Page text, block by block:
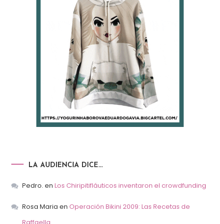
LA AUDIENCIA DICE…
Pedro. en Los Chiripitifláuticos inventaron el crowdfunding
Rosa Maria en Operación Bikini 2009: Las Recetas de